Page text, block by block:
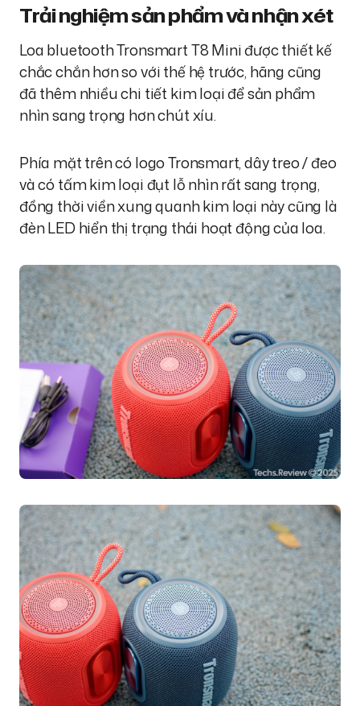
Trải nghiệm sản phẩm và nhận xét
Loa bluetooth Tronsmart T8 Mini được thiết kế
chắc chắn hơn so với thế hệ trước, hãng cũng
đã thêm nhiều chi tiết kim loại để sản phẩm
nhìn sang trọng hơn chút xíu.
Phía mặt trên có logo Tronsmart, dây treo / đeo
và có tấm kim loại đụt lỗ nhìn rất sang trọng,
đồng thời viền xung quanh kim loại này cũng là
đèn LED hiển thị trạng thái hoạt động của loa.